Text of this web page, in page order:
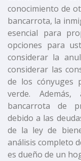
conocimiento de
bancarrota, la
esencial para
opciones para
considerar la
considerar las
de los cónyuges
verde.
bancarrota de
debido a las
de la ley de
análisis completo
es dueño de un